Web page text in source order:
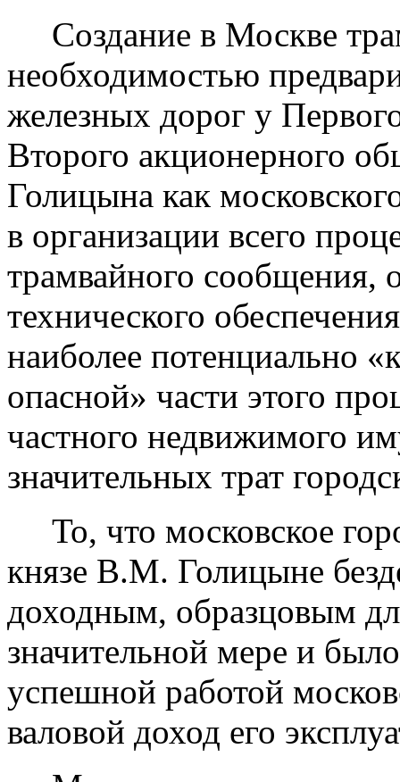
Создание в Москве
необходимостью
железных дорог у
Второго акционерного
Голицына как
в организации всего
трамвайного сообщения,
технического
наиболее потенциально
опасной» части этого
частного недвижимого
значительных трат
То, что московское
князе В.М. Голицыне
доходным, образцовым
значительной мере и
успешной работой
валовой доход его